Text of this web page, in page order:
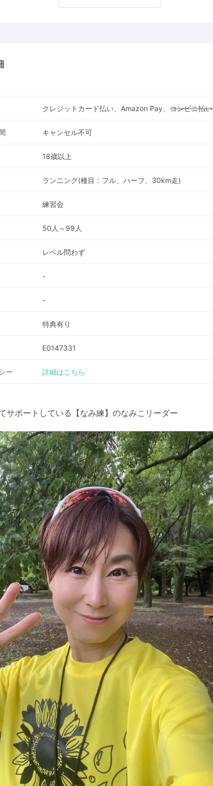
クレジットカード払い、Amazon Pay、 コンビニ払い
キャンセル不可
18歳以上
ランニング(種目：フル、ハーフ、30km走)
練習会
50人～99人
レベル問わず
-
-
特典有り
E0147331
ー 詳細はこちら
サポートしている【なみ練】のなみこリーダー